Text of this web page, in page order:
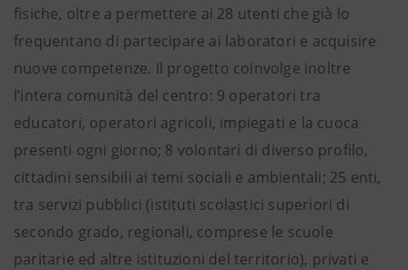
fisiche, oltre a permettere ai 28 utenti che già lo
frequentano di partecipare ai laboratori e acquisire
nuove competenze. Il progetto coinvolge inoltre
l’intera comunità del centro: 9 operatori tra
educatori, operatori agricoli, impiegati e la cuoca
presenti ogni giorno; 8 volontari di diverso profilo,
cittadini sensibili ai temi sociali e ambientali; 25 enti,
tra servizi pubblici (istituti scolastici superiori di
secondo grado, regionali, comprese le scuole
paritarie ed altre istituzioni del territorio), privati e